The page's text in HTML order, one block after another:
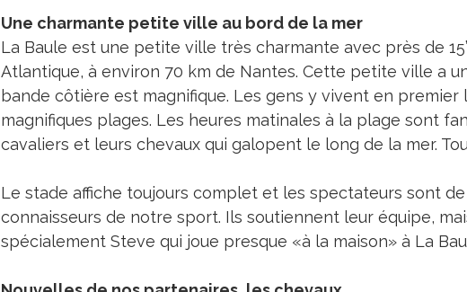
Une charmante petite ville au bord de la mer
La Baule est une petite ville très charmante avec près de
Atlantique, à environ 70 km de Nantes. Cette petite ville a
bande côtière est magnifique. Les gens y vivent en premier
magnifiques plages. Les heures matinales à la plage sont
cavaliers et leurs chevaux qui galopent le long de la mer.
Le stade affiche toujours complet et les spectateurs sont
connaisseurs de notre sport. Ils soutiennent leur équipe,
spécialement Steve qui joue presque «à la maison» à La